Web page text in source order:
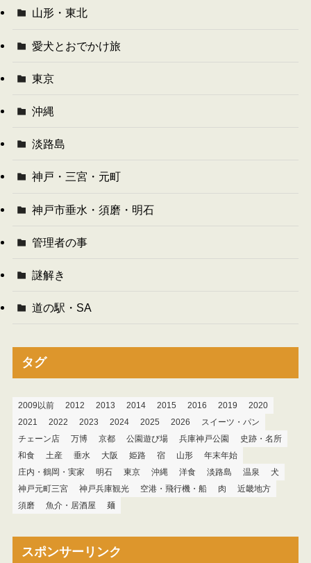
山形・東北
愛犬とおでかけ旅
東京
沖縄
淡路島
神戸・三宮・元町
神戸市垂水・須磨・明石
管理者の事
謎解き
道の駅・SA
タグ
2009以前 2012 2013 2014 2015 2016 2019
2020
2021
2022 2023 2024 2025 2026
スイーツ・パン
チェーン店
万博 京都 公園遊び場 兵庫神戸公園
史跡・名所
和食
土産 垂水 大阪 姫路 宿 山形
年末年始
庄内・鶴岡・実家
明石 東京 沖縄 洋食 淡路島 温泉
犬
神戸元町三宮
神戸兵庫観光 空港・飛行機・船 肉
近畿地方
須磨
魚介・居酒屋 麺
スポンサーリンク